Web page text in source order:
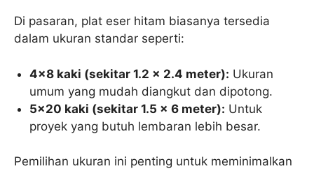
Di pasaran, plat eser hitam biasanya tersedia
dalam ukuran standar seperti:
4×8 kaki (sekitar 1.2 x 2.4 meter): Ukuran
umum yang mudah diangkut dan dipotong.
5×20 kaki (sekitar 1.5 x 6 meter): Untuk
proyek yang butuh lembaran lebih besar.
Pemilihan ukuran ini penting untuk meminimalkan